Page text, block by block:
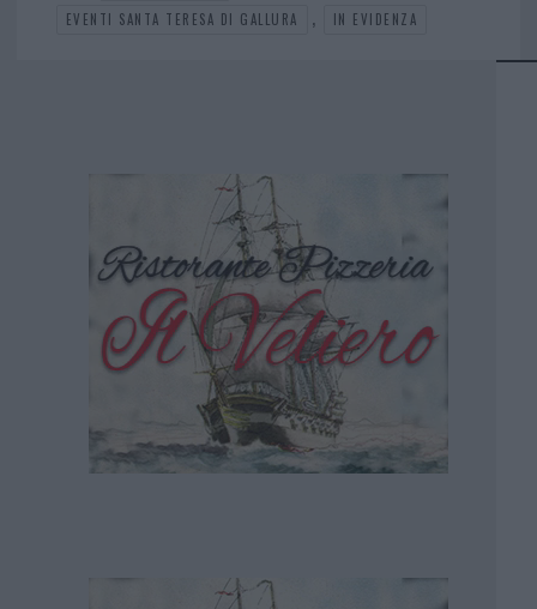
EVENTI SANTA TERESA DI GALLURA , IN EVIDENZA